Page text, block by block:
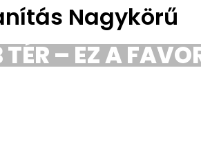
Nagykörű
– EZ A